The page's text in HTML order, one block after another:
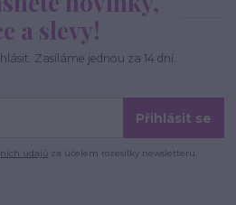
a slevy!
Zasíláme jednou za 14 dní.
Přihlásit se
údajů za účelem rozesílky newsletteru.